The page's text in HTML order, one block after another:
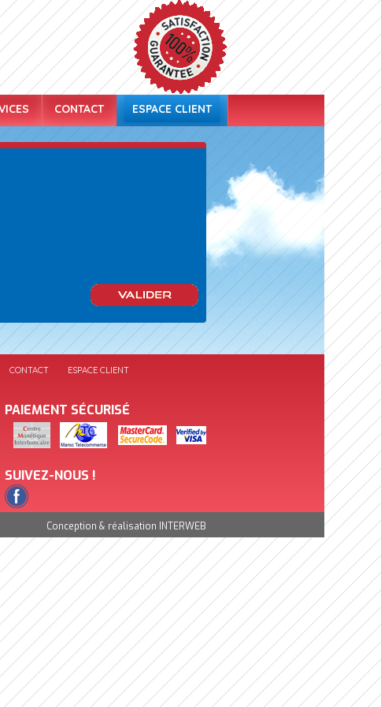
CONTACT ESPACE CLIENT
CONTACT ESPACE CLIENT
PAIEMENT SÉCURISÉ
SUIVEZ-NOUS !
Conception & réalisation INTERWEB